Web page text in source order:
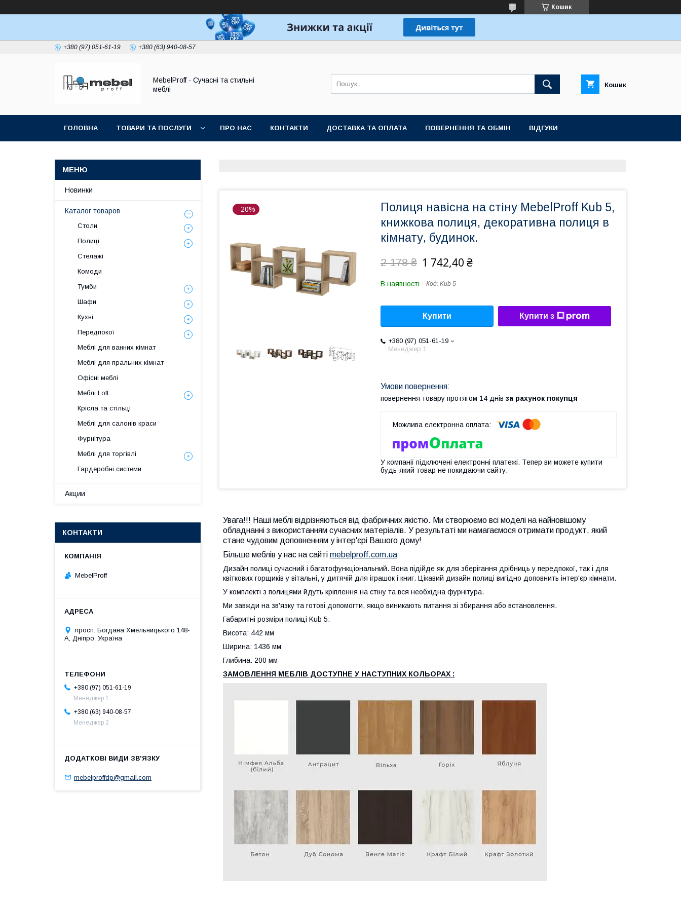
Кошик
+380 (97) 051-61-19 +380 (63) 940-08-57
MebelProff - Сучасні та стильні
меблі
Кошик
ГОЛОВНА ТОВАРИ ТА ПОСЛУГИ ПРО НАС КОНТАКТИ ДОСТАВКА ТА ОПЛАТА ПОВЕРНЕННЯ ТА ОБМІН ВІДГУКИ
–20%
Полиця навісна на стіну MebelProff Kub 5,
книжкова полиця, декоративна полиця в
кімнату, будинок.
2 178 ₴ 1 742,40 ₴
В наявності Код: Kub 5
Купити Купити з
+380 (97) 051-61-19
Менеджер 1
повернення товару протягом 14 днів за рахунок покупця
У компанії підключені електронні платежі. Тепер ви можете купити
будь-який товар не покидаючи сайту.
Увага!!! Наші меблі відрізняються від фабричних якістю. Ми створюємо всі моделі на найновішому
обладнанні з використанням сучасних матеріалів. У результаті ми намагаємося отримати продукт, який
стане чудовим доповненням у інтер'єрі Вашого дому!
Більше меблів у нас на сайті mebelproff.com.ua
Дизайн полиці сучасний і багатофункціональний. Вона підійде як для зберігання дрібниць у передпокої, так і для
квіткових горщиків у вітальні, у дитячій для іграшок і книг. Цікавий дизайн полиці вигідно доповнить інтер'єр кімнати.
У комплекті з полицями йдуть кріплення на стіну та вся необхідна фурнітура.
Ми завжди на зв'язку та готові допомогти, якщо виникають питання зі збирання або встановлення.
Габаритні розміри полиці Kub 5:
Висота: 442 мм
Ширина: 1436 мм
Глибина: 200 мм
ЗАМОВЛЕННЯ МЕБЛІВ ДОСТУПНЕ У НАСТУПНИХ КОЛЬОРАХ :
Новинки
Каталог товаров
Столи
Полиці
Стелажі
Комоди
Тумби
Шафи
Кухні
Передпокої
Меблі для ванних кімнат
Меблі для пральних кімнат
Офісні меблі
Меблі Loft
Крісла та стільці
Меблі для салонів краси
Фурнітура
Меблі для торгівлі
Гардеробні системи
Акции
КОНТАКТИ
MebelProff
просп. Богдана Хмельницького 148-
А, Дніпро, Україна
+380 (97) 051-61-19
Менеджер 1
+380 (63) 940-08-57
Менеджер 2
mebelproffdp@gmail.com